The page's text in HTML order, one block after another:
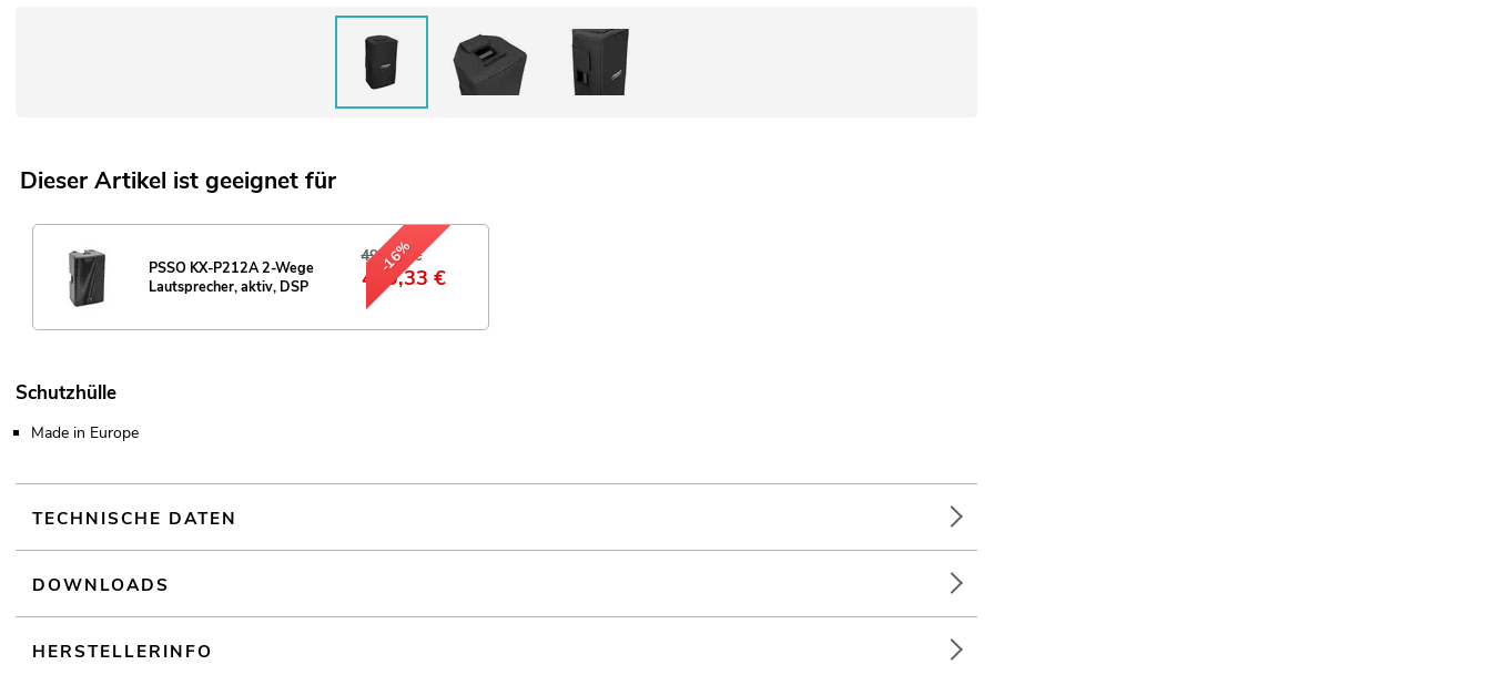
Dieser Artikel ist geeignet für
-16%
PSSO KX-P212A 2-Wege
Lautsprecher, aktiv, DSP
499,00 €
419,33€
Schutzhülle
Made in Europe
TECHNISCHE DATEN
DOWNLOADS
HERSTELLERINFO